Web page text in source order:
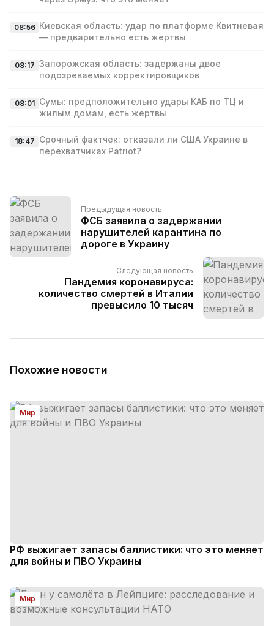
08:56 Киевская область: удар по платформе Квитневая
— предварительно есть жертвы
08:17 Запорожская область: задержаны двое
подозреваемых корректировщиков
08:01 Сумы: предположительно удары КАБ по ТЦ и
жилым домам, есть жертвы
18:47 Срочный фактчек: отказали ли США Украине в
перехватчиках Patriot?
Предыдущая новость
ФСБ заявила о задержании
нарушителей карантина по
дороге в Украину
Следующая новость
Пандемия коронавируса:
количество смертей в Италии
превысило 10 тысяч
Похожие новости
Мир
РФ выжигает запасы баллистики: что это меняет
для войны и ПВО Украины
Мир